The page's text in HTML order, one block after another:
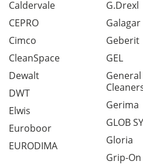
Caldervale
CEPRO
Cimco
CleanSpace
Dewalt
DWT
Elwis
Euroboor
EURODIMA
G.Drexl
Galagar
Geberit
GEL
Gerima
GLOB
Gloria
Grip-On